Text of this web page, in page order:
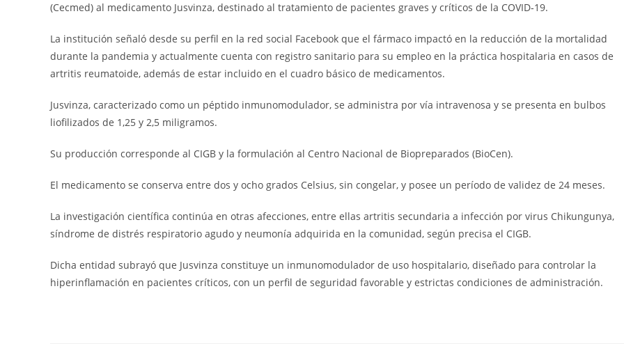
(Cecmed) al medicamento Jusvinza, destinado al tratamiento de pacientes graves y críticos de la COVID‑19.
La institución señaló desde su perfil en la red social Facebook que el fármaco impactó en la reducción de la mortalidad
durante la pandemia y actualmente cuenta con registro sanitario para su empleo en la práctica hospitalaria en casos de
artritis reumatoide, además de estar incluido en el cuadro básico de medicamentos.
Jusvinza, caracterizado como un péptido inmunomodulador, se administra por vía intravenosa y se presenta en bulbos
liofilizados de 1,25 y 2,5 miligramos.
Su producción corresponde al CIGB y la formulación al Centro Nacional de Biopreparados (BioCen).
El medicamento se conserva entre dos y ocho grados Celsius, sin congelar, y posee un período de validez de 24 meses.
La investigación científica continúa en otras afecciones, entre ellas artritis secundaria a infección por virus Chikungunya,
síndrome de distrés respiratorio agudo y neumonía adquirida en la comunidad, según precisa el CIGB.
Dicha entidad subrayó que Jusvinza constituye un inmunomodulador de uso hospitalario, diseñado para controlar la
hiperinflamación en pacientes críticos, con un perfil de seguridad favorable y estrictas condiciones de administración.